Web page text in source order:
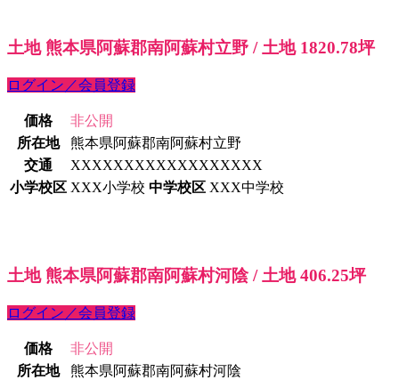
土地 熊本県阿蘇郡南阿蘇村立野 / 土地 1820.78坪
ログイン／会員登録
価格
非公開
所在地
熊本県阿蘇郡南阿蘇村立野
交通
XXXXXXXXXXXXXXXXXX
小学校区 XXX小学校 中学校区 XXX中学校
土地 熊本県阿蘇郡南阿蘇村河陰 / 土地 406.25坪
ログイン／会員登録
価格
非公開
所在地
熊本県阿蘇郡南阿蘇村河陰